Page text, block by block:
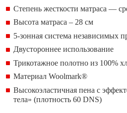
Степень жесткости матраса —
Высота матраса – 28 см
5-зонная система независимых
Двустороннее использование
Трикотажное полотно из 100%
Материал Woolmark®
Высокоэластичная пена с
тела» (плотность 60 DNS)